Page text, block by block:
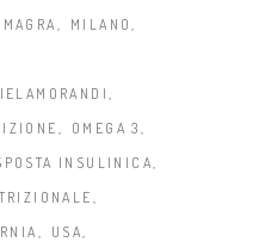
MILANO
OMEGA 3
INSULINICA
USA